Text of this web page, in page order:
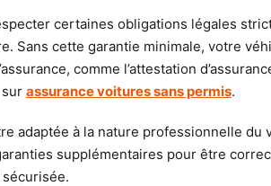
certaines obligations légales
Sans cette garantie minimale, votre
comme l’attestation
assurance voitures sans permis.
adaptée à la nature professionnelle
supplémentaires pour être